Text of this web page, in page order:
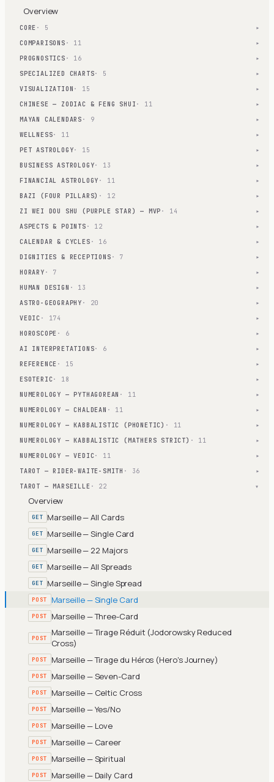
Overview
CORE · 5 ▾
COMPARISONS · 11 ▾
PROGNOSTICS · 16 ▾
SPECIALIZED CHARTS· 5 ▾
VISUALIZATION · 15 ▾
CHINESE — ZODIAC & FENG SHUI · 11 ▾
MAYAN CALENDARS · 9 ▾
WELLNESS· 11 ▾
PET ASTROLOGY· 15 ▾
BUSINESS ASTROLOGY· 13 ▾
FINANCIAL ASTROLOGY · 11 ▾
BAZI (FOUR PILLARS) · 12 ▾
ZI WEI DOU SHU (PURPLE STAR) — MVP · 14 ▾
ASPECTS & POINTS · 12 ▾
CALENDAR & CYCLES · 16 ▾
DIGNITIES & RECEPTIONS · 7 ▾
HORARY · 7 ▾
HUMAN DESIGN · 13 ▾
ASTRO-GEOGRAPHY · 20 ▾
VEDIC · 174 ▾
HOROSCOPE · 6 ▾
AI INTERPRETATIONS· 6 ▾
REFERENCE · 15 ▾
ESOTERIC· 18 ▾
NUMEROLOGY — PYTHAGOREAN · 11 ▾
NUMEROLOGY — CHALDEAN · 11 ▾
NUMEROLOGY — KABBALISTIC (PHONETIC) · 11 ▾
NUMEROLOGY — KABBALISTIC (MATHERS STRICT) · 11 ▾
NUMEROLOGY — VEDIC· 11 ▾
TAROT — RIDER-WAITE-SMITH · 36 ▾
TAROT — MARSEILLE · 22 ▾
Overview
GET Marseille — All Cards
GET Marseille — Single Card
GET Marseille — 22 Majors
GET Marseille — All Spreads
GET Marseille — Single Spread
POST Marseille — Single Card
POST Marseille — Three-Card
POST Marseille — Tirage Réduit (Jodorowsky Reduced
Cross)
POST Marseille — Tirage du Héros (Hero's Journey)
POST Marseille — Seven-Card
POST Marseille — Celtic Cross
POST Marseille — Yes/No
POST Marseille — Love
POST Marseille — Career
POST Marseille — Spiritual
POST Marseille — Daily Card